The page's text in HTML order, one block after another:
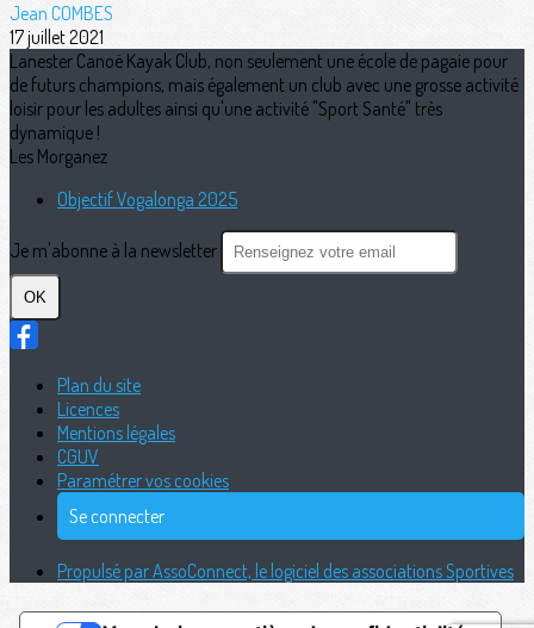
Jean COMBES
17 juillet 2021
Lanester Canoë Kayak Club, non seulement une école de pagaie pour
de futurs champions, mais également un club avec une grosse activité
loisir pour les adultes ainsi qu'une activité "Sport Santé" très
dynamique !
Les Morganez
Objectif Vogalonga 2025
Je m'abonne à la newsletter
OK
Plan du site
Licences
Mentions légales
CGUV
Paramétrer vos cookies
Se connecter
Propulsé par AssoConnect, le logiciel des associations Sportives